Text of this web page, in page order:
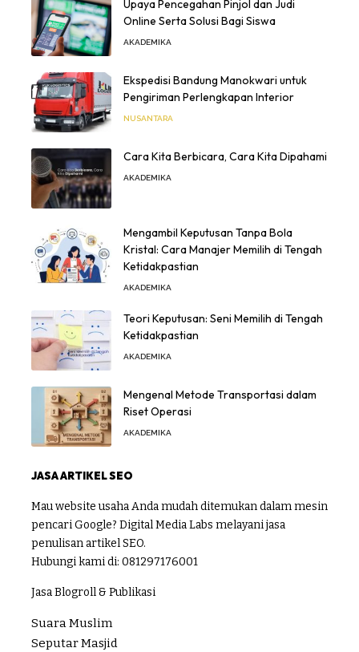
Upaya Pencegahan Pinjol dan Judi
Online Serta Solusi Bagi Siswa
AKADEMIKA
Ekspedisi Bandung Manokwari untuk
Pengiriman Perlengkapan Interior
NUSANTARA
Cara Kita Berbicara, Cara Kita Dipahami
AKADEMIKA
Mengambil Keputusan Tanpa Bola
Kristal: Cara Manajer Memilih di Tengah
Ketidakpastian
AKADEMIKA
Teori Keputusan: Seni Memilih di Tengah
Ketidakpastian
AKADEMIKA
Mengenal Metode Transportasi dalam
Riset Operasi
AKADEMIKA
JASA ARTIKEL SEO
Mau website usaha Anda mudah ditemukan dalam mesin
pencari Google? Digital Media Labs melayani jasa
penulisan artikel SEO.
Hubungi kami di: 081297176001
Jasa Blogroll & Publikasi
Suara Muslim
Seputar Masjid